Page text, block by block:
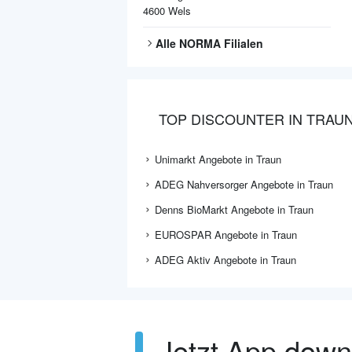
4600 Wels
Alle NORMA Filialen
TOP DISCOUNTER IN
Unimarkt Angebote in Traun
ADEG Nahversorger Angebote in Traun
Denns BioMarkt Angebote in Traun
EUROSPAR Angebote in Traun
ADEG Aktiv Angebote in Traun